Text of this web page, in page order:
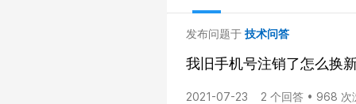
发布问题于 技术问答
我旧手机号注销了怎么换
2021-07-23 2 个回答 • 968 次